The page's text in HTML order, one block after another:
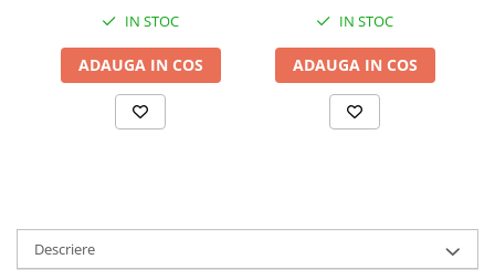
IN STOC
ADAUGA IN COS
IN STOC
ADAUGA IN COS
Descriere